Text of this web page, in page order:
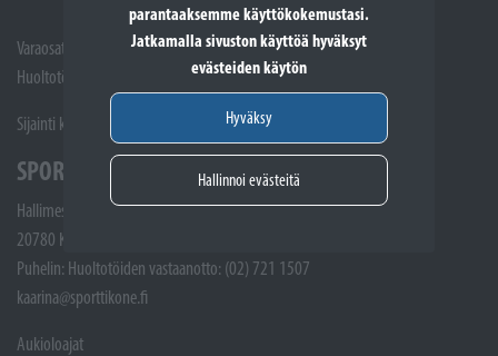
parantaaksemme käyttökokemustasi.
Jatkamalla sivuston käyttöä hyväksyt
evästeiden käytön
Hyväksy
Hallinnoi evästeitä
Varaosat: (02) 721 1407
Huoltotöiden vastaanotto: 02 7211405
Sijainti kartalla
SPORTTIKONE KAARINA
Hallimestarinkatu 4
20780 Kaarina
Puhelin: Huoltotöiden vastaanotto: (02) 721 1507
kaarina@sporttikone.fi
Aukioloajat